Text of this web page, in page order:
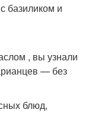
базиликом и
, вы узнали
— без
блюд,